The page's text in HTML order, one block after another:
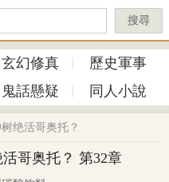
搜尋
玄幻修真
歷史軍事
鬼話懸疑 同人小說
绝活哥奥托？
哥奥托？ 第32章